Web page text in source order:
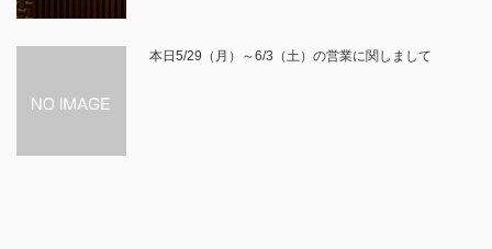
本日5/29（月）～6/3（土）の営業に関しまして